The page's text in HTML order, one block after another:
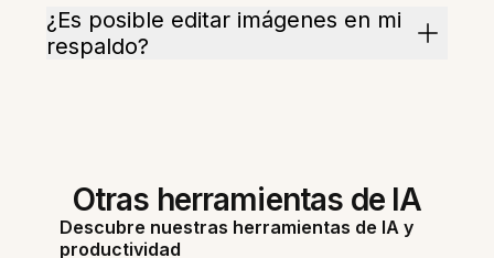
¿Es posible editar imágenes en mi
respaldo?
Otras herramientas de IA
Descubre nuestras herramientas de IA y
productividad